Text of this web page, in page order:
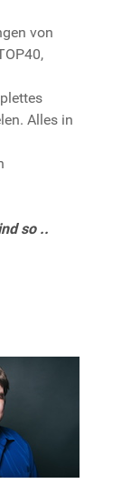
von
Alles in
so ..